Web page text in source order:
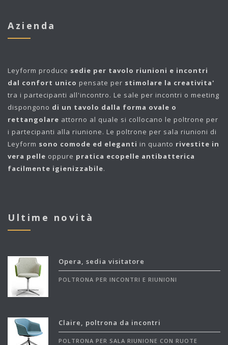
Azienda
Leyform produce sedie per tavolo riunioni e incontri
dal confort unico pensate per stimolare la creativita'
tra i partecipanti all'incontro. Le sale per incontri o meeting
dispongono di un tavolo dalla forma ovale o
rettangolare attorno al quale si collocano le poltrone per
i partecipanti alla riunione. Le poltrone per sala riunioni di
Leyform sono comode ed eleganti in quanto rivestite in
vera pelle oppure pratica ecopelle antibatterica
facilmente igienizzabile.
Ultime novità
Opera, sedia visitatore
POLTRONA PER INCONTRI E RIUNIONI
Claire, poltrona da incontri
POLTRONA PER SALA RIUNIONE CON RUOTE